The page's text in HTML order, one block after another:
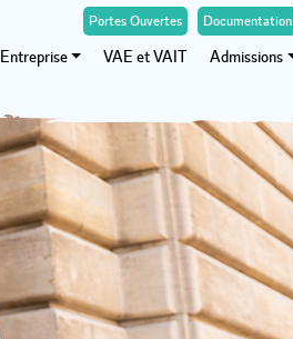
Portes Ouvertes Documentation
Entreprise VAE et VAIT Admissions